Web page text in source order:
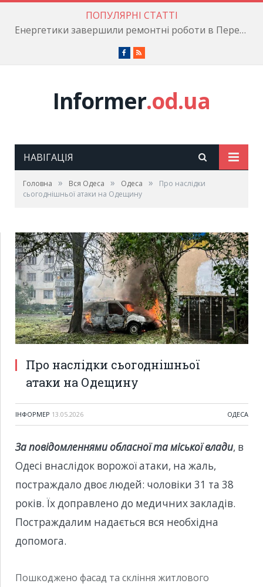
ПОПУЛЯРНІ СТАТТІ
Енергетики завершили ремонтні роботи в Пересипському районі
Facebook
RSS
Informer.od.ua
НАВІГАЦІЯ
Головна » Вся Одеса » Одеса »
Про наслідки
сьогоднішньої атаки на Одещину
Про наслідки сьогоднішньої
атаки на Одещину
ІНФОРМЕР 13.05.2026 ОДЕСА
За повідомленнями обласної та міської влади, в
Одесі внаслідок ворожої атаки, на жаль,
постраждало двоє людей: чоловіки 31 та 38
років. Їх доправлено до медичних закладів.
Постраждалим надається вся необхідна
допомога.
Пошкоджено фасад та скління житлового